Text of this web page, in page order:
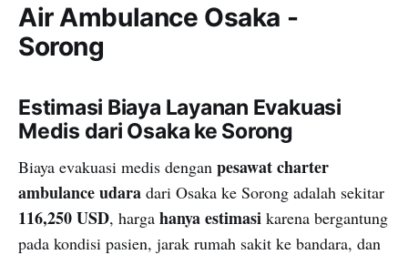
Air Ambulance Osaka -
Sorong
Estimasi Biaya Layanan Evakuasi
Medis dari Osaka ke Sorong
Biaya evakuasi medis dengan pesawat charter
ambulance udara dari Osaka ke Sorong adalah sekitar
116,250 USD, harga hanya estimasi karena bergantung
pada kondisi pasien, jarak rumah sakit ke bandara, dan